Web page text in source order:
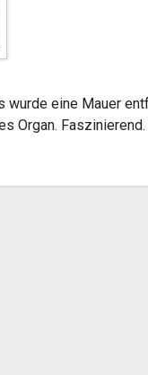
wurde eine Mauer
Organ.